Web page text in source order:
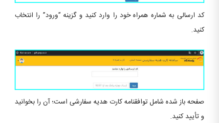
کد ارسالی به شماره همراه خود را وارد کنید و گزینه “ورود” را انتخاب
کنید.
صفحه باز شده شامل توافقنامه کارت هدیه سفارشی است؛ آن را بخوانید
و تأیید کنید.